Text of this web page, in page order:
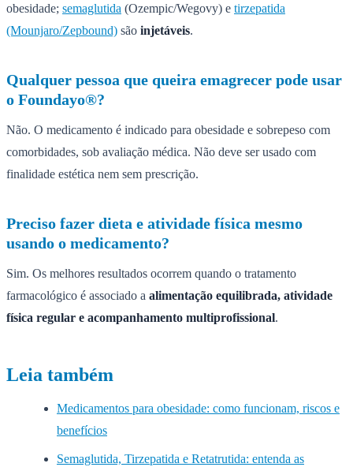
obesidade; semaglutida (Ozempic/Wegovy) e tirzepatida
(Mounjaro/Zepbound) são injetáveis.
Qualquer pessoa que queira emagrecer pode usar
o Foundayo®?
Não. O medicamento é indicado para obesidade e sobrepeso com
comorbidades, sob avaliação médica. Não deve ser usado com
finalidade estética nem sem prescrição.
Preciso fazer dieta e atividade física mesmo
usando o medicamento?
Sim. Os melhores resultados ocorrem quando o tratamento
farmacológico é associado a alimentação equilibrada, atividade
física regular e acompanhamento multiprofissional.
Leia também
Medicamentos para obesidade: como funcionam, riscos e
benefícios
Semaglutida, Tirzepatida e Retatrutida: entenda as